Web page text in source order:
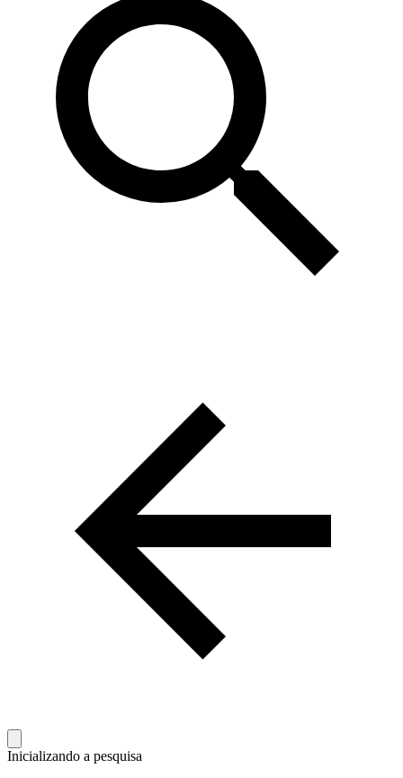
Inicializando a pesquisa